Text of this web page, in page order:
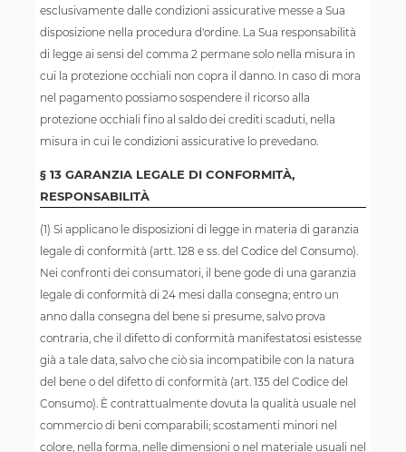
esclusivamente dalle condizioni assicurative messe a Sua
disposizione nella procedura d'ordine. La Sua responsabilità
di legge ai sensi del comma 2 permane solo nella misura in
cui la protezione occhiali non copra il danno. In caso di mora
nel pagamento possiamo sospendere il ricorso alla
protezione occhiali fino al saldo dei crediti scaduti, nella
misura in cui le condizioni assicurative lo prevedano.
§ 13 GARANZIA LEGALE DI CONFORMITÀ,
RESPONSABILITÀ
(1) Si applicano le disposizioni di legge in materia di garanzia
legale di conformità (artt. 128 e ss. del Codice del Consumo).
Nei confronti dei consumatori, il bene gode di una garanzia
legale di conformità di 24 mesi dalla consegna; entro un
anno dalla consegna del bene si presume, salvo prova
contraria, che il difetto di conformità manifestatosi esistesse
già a tale data, salvo che ciò sia incompatibile con la natura
del bene o del difetto di conformità (art. 135 del Codice del
Consumo). È contrattualmente dovuta la qualità usuale nel
commercio di beni comparabili; scostamenti minori nel
colore, nella forma, nelle dimensioni o nel materiale usuali nel